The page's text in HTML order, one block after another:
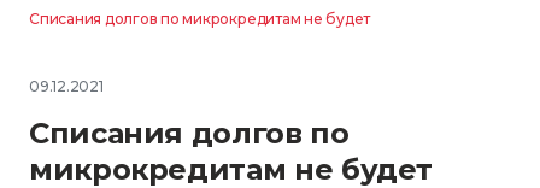
Списания долгов по микрокредитам не будет
09.12.2021
Списания долгов по
микрокредитам не будет